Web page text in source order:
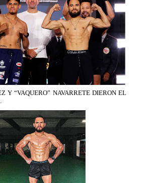
Y “VAQUERO” NAVARRETE DIERON EL